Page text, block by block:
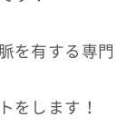
を有する専門
をします！